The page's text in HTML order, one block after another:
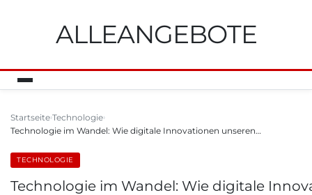
ALLEANGEBOTE
Startseite Technologie
Technologie im Wandel: Wie digitale Innovationen unseren…
TECHNOLOGIE
Technologie im Wandel: Wie digitale